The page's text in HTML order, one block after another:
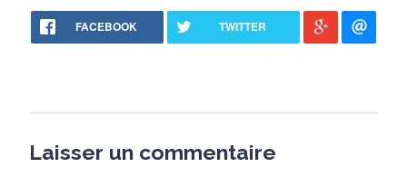
FACEBOOK TWITTER
Laisser un commentaire